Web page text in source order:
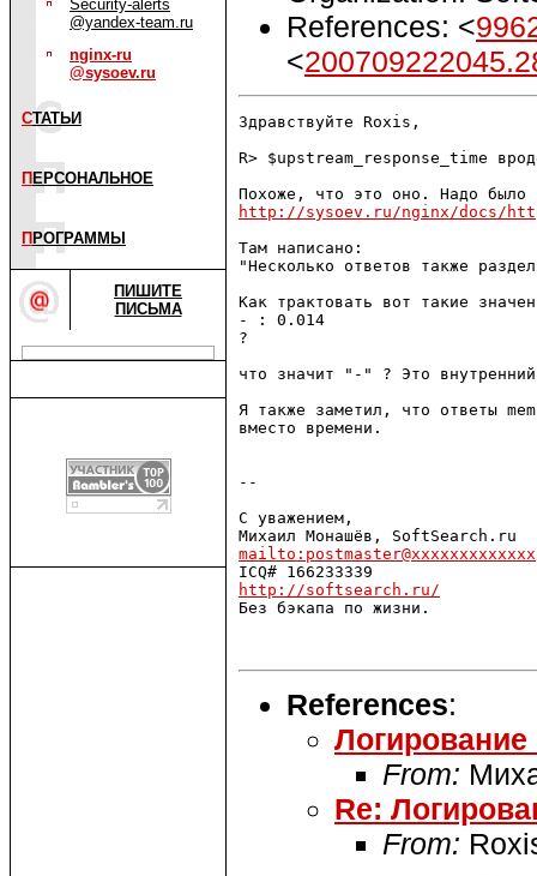
Security-alerts
@yandex-team.ru
nginx-ru
@sysoev.ru
СТАТЬИ
П ЕРСОНАЛЬНОЕ
П РОГРАММЫ
ПИШИТЕ
ПИСЬМА
References: <
<
Здравствуйте Roxis,
R> $upstream_response_time
http://sysoev.ru/nginx/docs/
Там написано:
"Несколько ответов также
Как трактовать вот такие
- : 0.014
?
что значит "-" ? Это внутренний
Я также заметил, что ответы
вместо времени.
--
С уважением,
mailto:postmaster@xxxxxxxxxxxxx
http://softsearch.ru/
Без бэкапа по жизни.
References:
Логирование
From:
Re:
From: